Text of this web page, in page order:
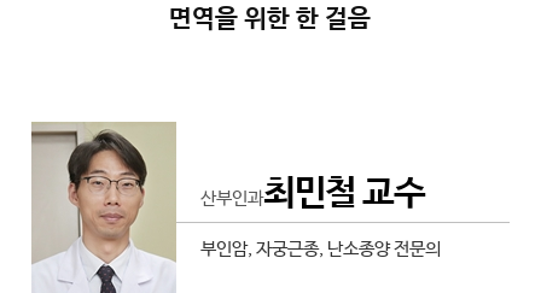
면역을 위한 한 걸음
산부인과최민철 교수
부인암, 자궁근종, 난소종양 전문의